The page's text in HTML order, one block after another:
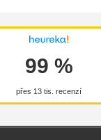
99 %
přes 13 tis. recenzí